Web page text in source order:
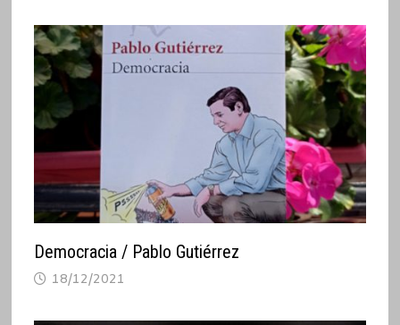
Democracia / Pablo Gutiérrez
18/12/2021